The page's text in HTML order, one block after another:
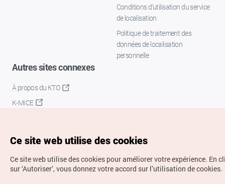
Conditions d’utilisation du service
de localisation
Politique de traitement des
données de localisation
personnelle
Autres sites connexes
À propos du KTO
K-MICE
Ce site web utilise des cookies
Ce site web utilise des cookies pour améliorer votre expérience. En
sur ‘Autoriser’, vous donnez votre accord sur l’utilisation de cookies.